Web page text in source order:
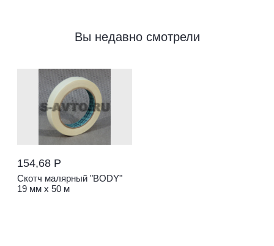
Вы недавно смотрели
154,68 Р
Скотч малярный "BODY"
19 мм х 50 м